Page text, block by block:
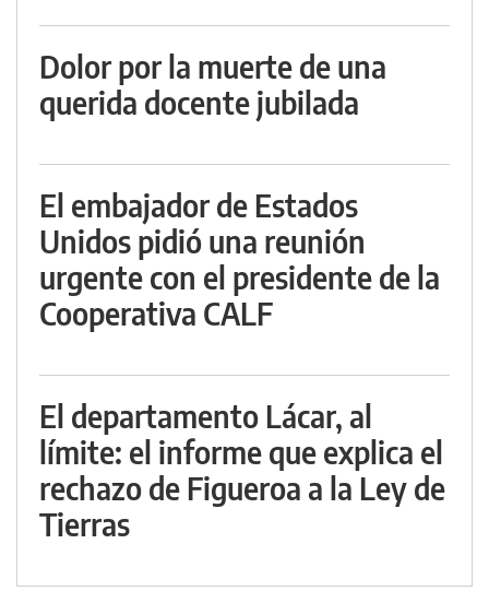
Dolor por la muerte de una
querida docente jubilada
El embajador de Estados
Unidos pidió una reunión
urgente con el presidente de la
Cooperativa CALF
El departamento Lácar, al
límite: el informe que explica el
rechazo de Figueroa a la Ley de
Tierras